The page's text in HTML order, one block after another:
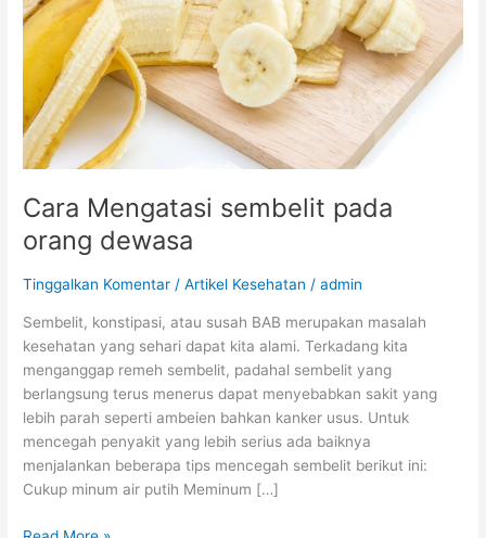
Cara Mengatasi sembelit pada
orang dewasa
Tinggalkan Komentar /Artikel Kesehatan /admin
Sembelit, konstipasi, atau susah BAB merupakan masalah
kesehatan yang sehari dapat kita alami. Terkadang kita
menganggap remeh sembelit, padahal sembelit yang
berlangsung terus menerus dapat menyebabkan sakit yang
lebih parah seperti ambeien bahkan kanker usus. Untuk
mencegah penyakit yang lebih serius ada baiknya
menjalankan beberapa tips mencegah sembelit berikut ini:
Cukup minum air putih Meminum […]
dewasa